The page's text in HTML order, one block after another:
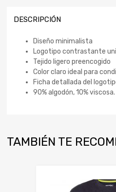
DESCRIPCIÓN
Diseño minimalista
Logotipo contrastante
Tejido ligero preencogido
Color claro ideal para
Ficha detallada del
90% algodón, 10% viscosa.
TAMBIÉN TE